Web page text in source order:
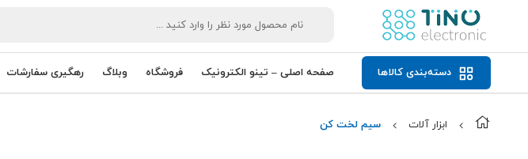
دسته‌بندی کالاها صفحه اصلی – تینو الکترونیک فروشگاه وبلاگ رهگیری سفارشات
ابزار آلات سیم لخت کن